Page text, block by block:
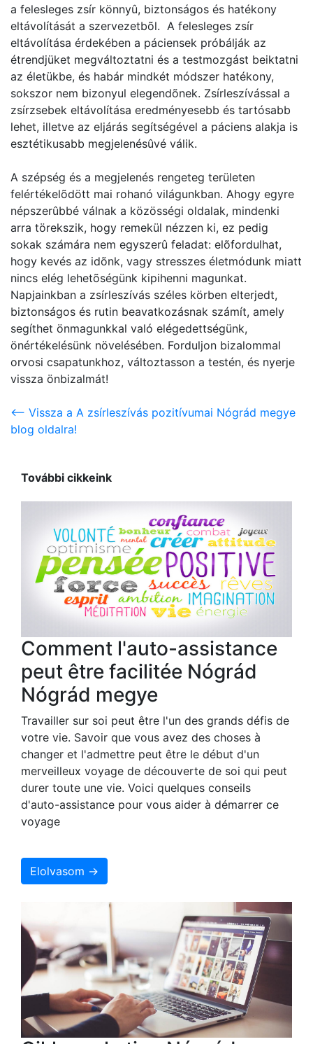
a felesleges zsír könnyû, biztonságos és hatékony
eltávolítását a szervezetbõl. A felesleges zsír
eltávolítása érdekében a páciensek próbálják az
étrendjüket megváltoztatni és a testmozgást beiktatni
az életükbe, és habár mindkét módszer hatékony,
sokszor nem bizonyul elegendõnek. Zsírleszívással a
zsírzsebek eltávolítása eredményesebb és tartósabb
lehet, illetve az eljárás segítségével a páciens alakja is
esztétikusabb megjelenésûvé válik.
A szépség és a megjelenés rengeteg területen
felértékelõdött mai rohanó világunkban. Ahogy egyre
népszerûbbé válnak a közösségi oldalak, mindenki
arra törekszik, hogy remekül nézzen ki, ez pedig
sokak számára nem egyszerû feladat: elõfordulhat,
hogy kevés az idõnk, vagy stresszes életmódunk miatt
nincs elég lehetõségünk kipihenni magunkat.
Napjainkban a zsírleszívás széles körben elterjedt,
biztonságos és rutin beavatkozásnak számít, amely
segíthet önmagunkkal való elégedettségünk,
önértékelésünk növelésében. Forduljon bizalommal
orvosi csapatunkhoz, változtasson a testén, és nyerje
vissza önbizalmát!
<-- Vissza a A zsírleszívás pozitívumai Nógrád megye
blog oldalra!
További cikkeink
Comment l'auto-assistance
peut être facilitée Nógrád
Nógrád megye
Travailler sur soi peut être l'un des grands défis de
votre vie. Savoir que vous avez des choses à
changer et l'admettre peut être le début d'un
merveilleux voyage de découverte de soi qui peut
durer toute une vie. Voici quelques conseils
d'auto-assistance pour vous aider à démarrer ce
voyage
Elolvasom →